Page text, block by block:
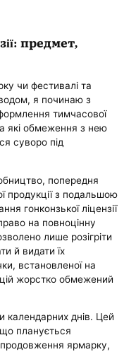
предмет,
чи фестивалі та
я починаю з
тимчасової
які обмеження з нею
суворо під
попередня
продукції з подальшою
гонконзької ліцензії
на повноцінну
лише розігріти
й видати їх
встановленої на
жорстко обмежений
календарних днів. Цей
планується
продовження ярмарку,